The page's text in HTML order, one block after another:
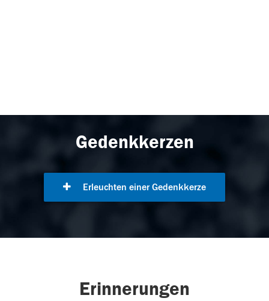
Gedenkkerzen
Erleuchten einer Gedenkkerze
Erinnerungen